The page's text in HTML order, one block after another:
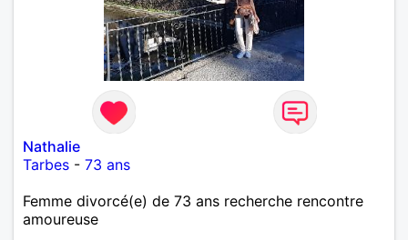
Nathalie
Tarbes - 73 ans
Femme divorcé(e) de 73 ans recherche rencontre
amoureuse